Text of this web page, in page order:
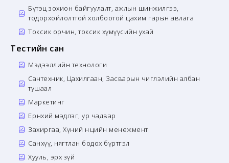
Бүтэц зохион байгуулалт, ажлын шинжилгээ,
тодорхойлолттой холбоотой цахим гарын авлага
Токсик орчин, токсик хүмүүсийн ухай
Тестийн сан
Мэдээллийн технологи
Сантехник, Цахилгаан, Засварын чиглэлийн албан
тушаал
Маркетинг
Ерөнхий мэдлэг, ур чадвар
Захиргаа, Хүний нөөцийн менежмент
Санхүү, нягтлан бодох бүртгэл
Хууль, эрх зүй